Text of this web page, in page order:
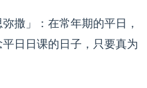
撒」：在常年期的平日，
平日日课的日子，只要真为